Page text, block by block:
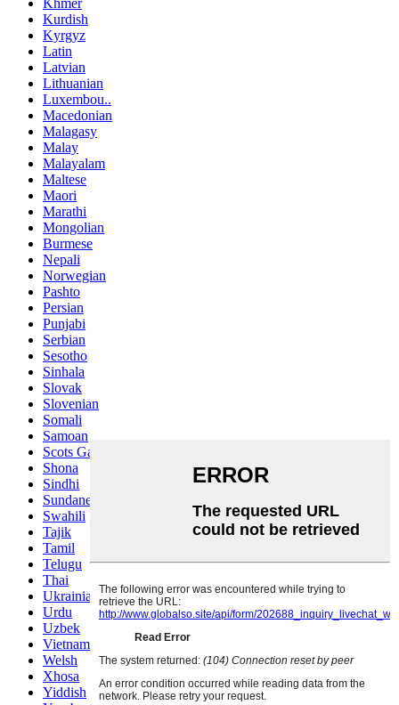
Khmer
Kurdish
Kyrgyz
Latin
Latvian
Lithuanian
Luxembou..
Macedonian
Malagasy
Malay
Malayalam
Maltese
Maori
Marathi
Mongolian
Burmese
Nepali
Norwegian
Pashto
Persian
Punjabi
Serbian
Sesotho
Sinhala
Slovak
Slovenian
Somali
Samoan
Scots Gaelic
Shona
Sindhi
Sundanese
Swahili
Tajik
Tamil
Telugu
Thai
Ukrainian
Urdu
Uzbek
Vietnamese
Welsh
Xhosa
Yiddish